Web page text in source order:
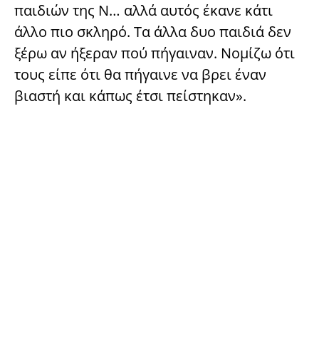
παιδιών της Ν… αλλά αυτός έκανε κάτι
άλλο πιο σκληρό. Τα άλλα δυο παιδιά δεν
ξέρω αν ήξεραν πού πήγαιναν. Νομίζω ότι
τους είπε ότι θα πήγαινε να βρει έναν
βιαστή και κάπως έτσι πείστηκαν».